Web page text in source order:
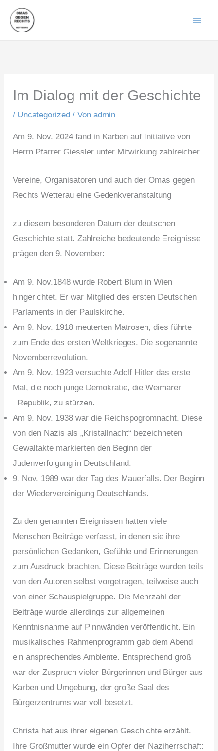
Inhalt
Im Dialog mit der Geschichte
/ Uncategorized / Vonadmin
Am 9. Nov. 2024 fand in Karben auf Initiative von
Herrn Pfarrer Giessler unter Mitwirkung zahlreicher
Vereine, Organisatoren und auch der Omas gegen
Rechts Wetterau eine Gedenkveranstaltung
zu diesem besonderen Datum der deutschen
Geschichte statt. Zahlreiche bedeutende Ereignisse
prägen den 9. November:
Am 9. Nov.1848 wurde Robert Blum in Wien
hingerichtet. Er war Mitglied des ersten Deutschen
Parlaments in der Paulskirche.
Am 9. Nov. 1918 meuterten Matrosen, dies führte
zum Ende des ersten Weltkrieges. Die sogenannte
Novemberrevolution.
Am 9. Nov. 1923 versuchte Adolf Hitler das erste
Mal, die noch junge Demokratie, die Weimarer
Republik, zu stürzen.
Am 9. Nov. 1938 war die Reichspogromnacht. Diese
von den Nazis als „Kristallnacht“ bezeichneten
Gewaltakte markierten den Beginn der
Judenverfolgung in Deutschland.
9. Nov. 1989 war der Tag des Mauerfalls. Der Beginn
der Wiedervereinigung Deutschlands.
Zu den genannten Ereignissen hatten viele
Menschen Beiträge verfasst, in denen sie ihre
persönlichen Gedanken, Gefühle und Erinnerungen
zum Ausdruck brachten. Diese Beiträge wurden teils
von den Autoren selbst vorgetragen, teilweise auch
von einer Schauspielgruppe. Die Mehrzahl der
Beiträge wurde allerdings zur allgemeinen
Kenntnisnahme auf Pinnwänden veröffentlicht. Ein
musikalisches Rahmenprogramm gab dem Abend
ein ansprechendes Ambiente. Entsprechend groß
war der Zuspruch vieler Bürgerinnen und Bürger aus
Karben und Umgebung, der große Saal des
Bürgerzentrums war voll besetzt.
Christa hat aus ihrer eigenen Geschichte erzählt.
Ihre Großmutter wurde ein Opfer der Naziherrschaft: